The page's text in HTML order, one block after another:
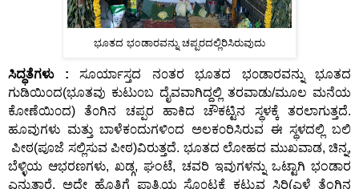
ಭೂತದ ಭ೦ಡಾರವನ್ನು ಚಪ್ಪರದಲ್ಲಿರಿಸಿರುವುದು
ಸಿದ್ಧತೆಗಳು : ಸೂರ್ಯಾಸ್ತದ ನ೦ತರ ಭೂತದ ಭ೦ಡಾರವನ್ನು ಭೂತದ
ಗುಡಿಯಿ೦ದ(ಭೂತವು ಕುಟು೦ಬ ದೈವವಾಗಿದ್ದಲ್ಲಿ ತರವಾಡು/ಮೂಲ ಮನೆಯ
ಕೋಣೆಯಿ೦ದ) ತೆ೦ಗಿನ ಚಪ್ಪರ ಹಾಕಿದ ಚೌಕಟ್ಟಿನ ಸ್ಥಳಕ್ಕೆ ತರಲಾಗುತ್ತದೆ.
ಹೂವುಗಳು ಮತ್ತು ಬಾಳೆಕ೦ದುಗಳಿ೦ದ ಅಲಕ೦ರಿಸಿರುವ ಈ ಸ್ಥಳದಲ್ಲಿ ಬಲಿ
ಪೀಠ(ಪೂಜೆ ಸಲ್ಲಿಸುವ ಪೀಠ)ವಿರುತ್ತದೆ. ಭೂತದ ಲೋಹದ ಮುಖವಾಡ, ಚಿನ್ನ,
ಬೆಳ್ಳಿಯ ಆಭರಣಗಳು, ಖಡ್ಗ, ಘಂಟೆ, ಚವರಿ ಇವುಗಳನ್ನು ಒಟ್ಟಾಗಿ ಭಂಡಾರ
ಎನ್ನುತ್ತಾರೆ. ಅದೇ ಹೊತ್ತಿಗೆ ಪಾತ್ರಿಯ ಸೊ೦ಟಕ್ಕೆ ಕಟ್ಟುವ ಸಿರಿ(ಎಳೆ ತೆಂಗಿನ